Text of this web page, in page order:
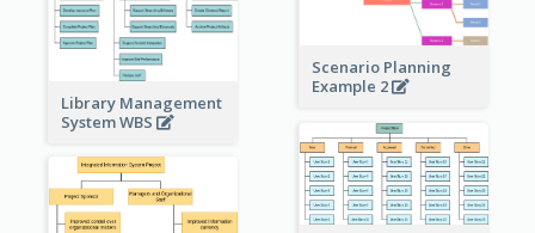
Scenario Planning
Example 2
Library Management
System WBS